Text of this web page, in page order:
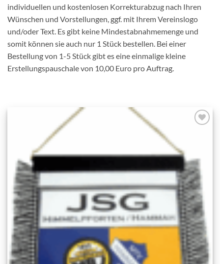
individuellen und kostenlosen Korrekturabzug nach Ihren
Wünschen und Vorstellungen, ggf. mit Ihrem Vereinslogo
und/oder Text. Es gibt keine Mindestabnahmemenge und
somit können sie auch nur 1 Stück bestellen. Bei einer
Bestellung von 1-5 Stück gibt es eine einmalige kleine
Erstellungspauschale von 10,00 Euro pro Auftrag.